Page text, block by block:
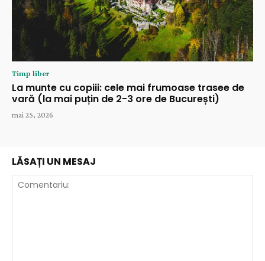
Timp liber
La munte cu copiii: cele mai frumoase trasee de
vară (la mai puțin de 2-3 ore de București)
mai 25, 2026
LĂSAȚI UN MESAJ